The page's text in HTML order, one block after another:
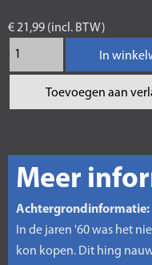
€ 21,99 (incl. BTW)
In
Toevoegen aan
Meer
Achtergrondinformatie:
In de jaren '60 was het
kon kopen. Dit hing